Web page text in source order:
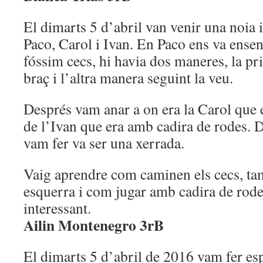
El dimarts 5 d’abril van venir una noia
Paco, Carol i Ivan. En Paco ens va
fóssim cecs, hi havia dos maneres, la
braç i l’altra manera seguint la veu.
Després vam anar a on era la Carol
de l’Ivan que era amb cadira de rodes.
vam fer va ser una xerrada.
Vaig aprendre com caminen els cecs,
esquerra i com jugar amb cadira de
interessant.
Ailin Montenegro 3rB
El dimarts 5 d’abril de 2016 vam fer